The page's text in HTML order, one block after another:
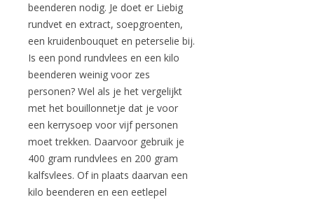
beenderen nodig. Je doet er Liebig
rundvet en extract, soepgroenten,
een kruidenbouquet en peterselie bij.
Is een pond rundvlees en een kilo
beenderen weinig voor zes
personen? Wel als je het vergelijkt
met het bouillonnetje dat je voor
een kerrysoep voor vijf personen
moet trekken. Daarvoor gebruik je
400 gram rundvlees en 200 gram
kalfsvlees. Of in plaats daarvan een
kilo beenderen en een eetlepel